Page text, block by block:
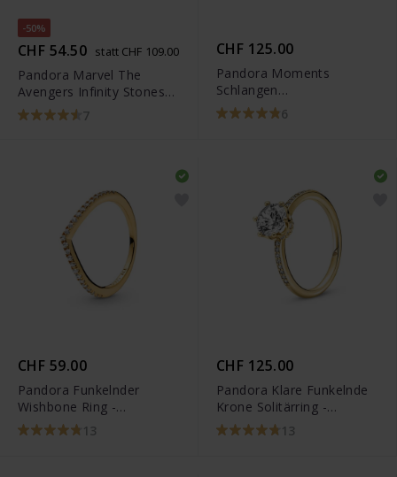
-50%
CHF 54.50 statt CHF 109.00
Pandora Marvel The
Avengers Infinity Stones
Ring - 160779C01
7
CHF 125.00
Pandora Moments
Schlangen
Gliederarmband -
568748C00
6
CHF 59.00
Pandora Funkelnder
Wishbone Ring -
168758C0113
CHF 125.00
Pandora Klare Funkelnde
Krone Solitärring -
168289C0113